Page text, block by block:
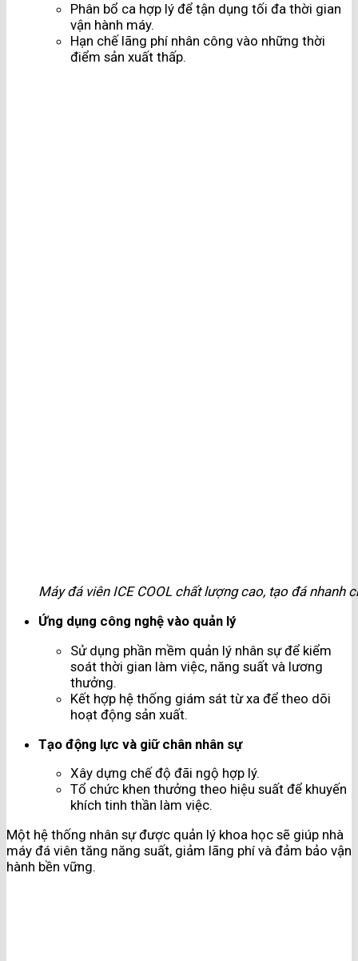
Phân bổ ca hợp lý để tận dụng tối đa thời gian
vận hành máy.
Hạn chế lãng phí nhân công vào những thời
điểm sản xuất thấp.
Máy đá viên ICE COOL chất lượng cao, tạo đá nhanh
Ứng dụng công nghệ vào quản lý
Sử dụng phần mềm quản lý nhân sự để kiểm
soát thời gian làm việc, năng suất và lương
thưởng.
Kết hợp hệ thống giám sát từ xa để theo dõi
hoạt động sản xuất.
Tạo động lực và giữ chân nhân sự
Xây dựng chế độ đãi ngộ hợp lý.
Tổ chức khen thưởng theo hiệu suất để khuyến
khích tinh thần làm việc.
Một hệ thống nhân sự được quản lý khoa học sẽ giúp nhà
máy đá viên tăng năng suất, giảm lãng phí và đảm bảo vận
hành bền vững.